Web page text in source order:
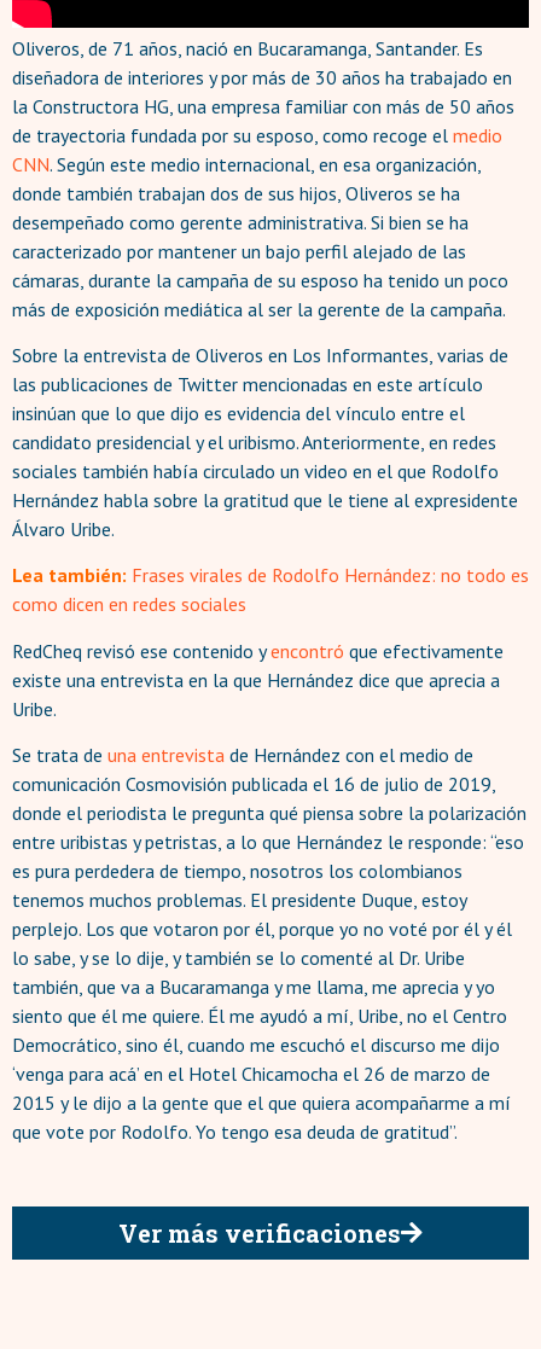
Oliveros, de 71 años, nació en Bucaramanga, Santander. Es
diseñadora de interiores y por más de 30 años ha trabajado en
la Constructora HG, una empresa familiar con más de 50 años
de trayectoria fundada por su esposo, como recoge el medio
CNN. Según este medio internacional, en esa organización,
donde también trabajan dos de sus hijos, Oliveros se ha
desempeñado como gerente administrativa. Si bien se ha
caracterizado por mantener un bajo perfil alejado de las
cámaras, durante la campaña de su esposo ha tenido un poco
más de exposición mediática al ser la gerente de la campaña.
Sobre la entrevista de Oliveros en Los Informantes, varias de
las publicaciones de Twitter mencionadas en este artículo
insinúan que lo que dijo es evidencia del vínculo entre el
candidato presidencial y el uribismo. Anteriormente, en redes
sociales también había circulado un video en el que Rodolfo
Hernández habla sobre la gratitud que le tiene al expresidente
Álvaro Uribe.
Lea también: Frases virales de Rodolfo Hernández: no todo es
como dicen en redes sociales
RedCheq revisó ese contenido yencontró que efectivamente
existe una entrevista en la que Hernández dice que aprecia a
Uribe.
Se trata de una entrevista de Hernández con el medio de
comunicación Cosmovisión publicada el 16 de julio de 2019,
donde el periodista le pregunta qué piensa sobre la polarización
entre uribistas y petristas, a lo que Hernández le responde: “eso
es pura perdedera de tiempo, nosotros los colombianos
tenemos muchos problemas. El presidente Duque, estoy
perplejo. Los que votaron por él, porque yo no voté por él y él
lo sabe, y se lo dije, y también se lo comenté al Dr. Uribe
también, que va a Bucaramanga y me llama, me aprecia y yo
siento que él me quiere. Él me ayudó a mí, Uribe, no el Centro
Democrático, sino él, cuando me escuchó el discurso me dijo
‘venga para acá’ en el Hotel Chicamocha el 26 de marzo de
2015 y le dijo a la gente que el que quiera acompañarme a mí
que vote por Rodolfo. Yo tengo esa deuda de gratitud”.
Ver más verificaciones